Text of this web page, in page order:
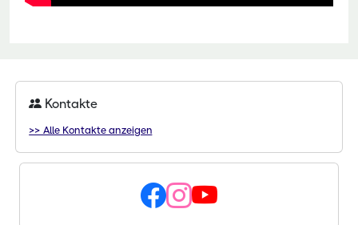
Kontakte
>> Alle Kontakte anzeigen